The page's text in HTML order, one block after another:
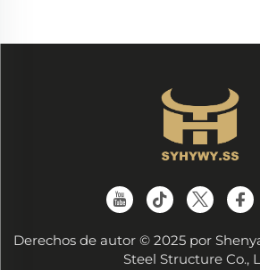
Derechos de autor © 2025 por
Steel Structure Co.,